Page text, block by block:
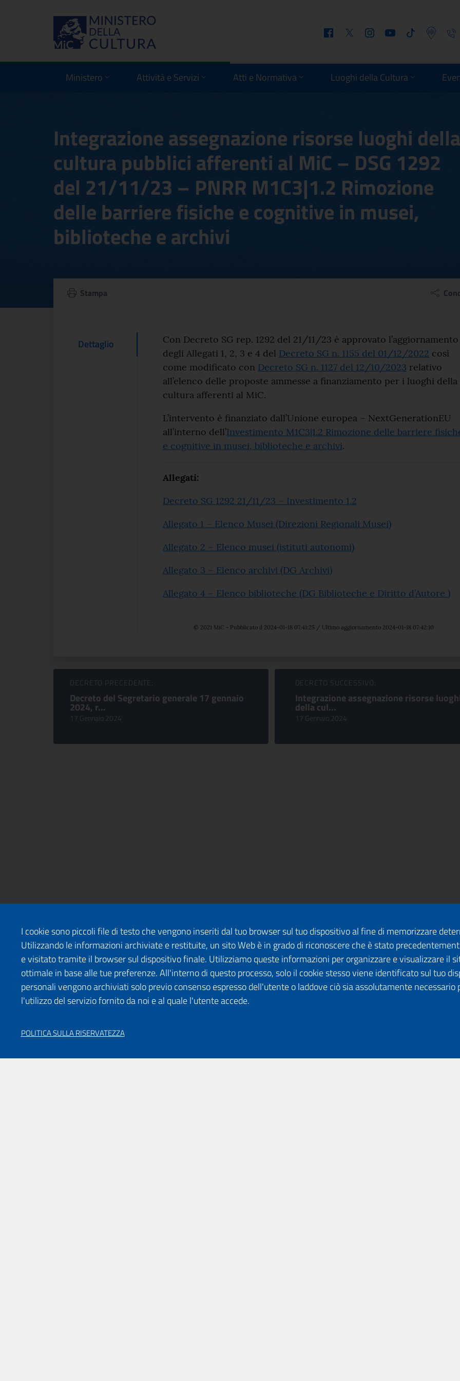
FacebookTwitter InstagramYoutube Tiktok Podcast
Ministero Attività e Servizi Atti e Normativa Luoghi della Cultura
Integrazione assegnazione risorse luoghi della
cultura pubblici afferenti al MiC – DSG 1292
del 21/11/23 – PNRR M1C3|1.2 Rimozione
delle barriere fisiche e cognitive in musei,
biblioteche e archivi
Integrazione assegnazione risorse
Stampa
Contenuto Del
Dettaglio Testo del comunicato
Con Decreto SG rep. 1292 del 21/11/23 è approvato l’aggiornamento
degli Allegati 1, 2, 3 e 4 del Decreto SG n. 1155 del 01/12/2022 così
come modificato con Decreto SG n. 1127 del 12/10/2023 relativo
all’elenco delle proposte ammesse a finanziamento per i luoghi della
cultura afferenti al MiC.
L’intervento è finanziato dall’Unione europea – NextGenerationEU
all’interno dell’Investimento M1C3|1.2 Rimozione delle barriere
e cognitive in musei, biblioteche e archivi.
Allegati:
Decreto SG 1292 21/11/23 – Investimento 1.2
Allegato 1 – Elenco Musei (Direzioni Regionali Musei)
Allegato 2 – Elenco musei (istituti autonomi)
Allegato 3 – Elenco archivi (DG Archivi)
Allegato 4 – Elenco biblioteche (DG Biblioteche e Diritto d’Autore )
© 2021 MiC - Pubblicato il 2024-01-18 07:41:25 / Ultimo aggiornamento 2024-01-18 07:42:10
Sfoglia comunicati
DECRETO PRECEDENTE:
Decreto del Segretario generale 17 gennaio
2024, r...
17 Gennaio 2024
DECRETO SUCCESSIVO:
Integrazione assegnazione risorse
della cul...
17 Gennaio 2024
I cookie sono piccoli file di testo che vengono inseriti dal tuo browser sul tuo dispositivo al fine di memorizzare
Utilizzando le informazioni archiviate e restituite, un sito Web è in grado di riconoscere che è stato
e visitato tramite il browser sul dispositivo finale. Utilizziamo queste informazioni per organizzare e visualizzare il
ottimale in base alle tue preferenze. All'interno di questo processo, solo il cookie stesso viene identificato sul tuo
personali vengono archiviati solo previo consenso espresso dell'utente o laddove ciò sia assolutamente necessario
l'utilizzo del servizio fornito da noi e al quale l'utente accede.
POLITICA SULLA RISERVATEZZA